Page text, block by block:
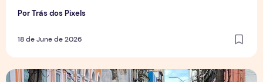
Por Trás dos Pixels
18 de June de 2026
Copa aquece vendas em setores específicos, mas não